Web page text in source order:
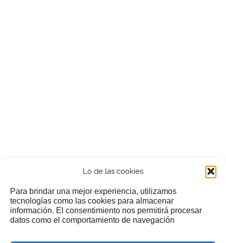
Lo de las cookies
Para brindar una mejor experiencia, utilizamos
tecnologías como las cookies para almacenar
información. El consentimiento nos permitirá procesar
datos como el comportamiento de navegación
¿Nos invitas a un cafecillo?